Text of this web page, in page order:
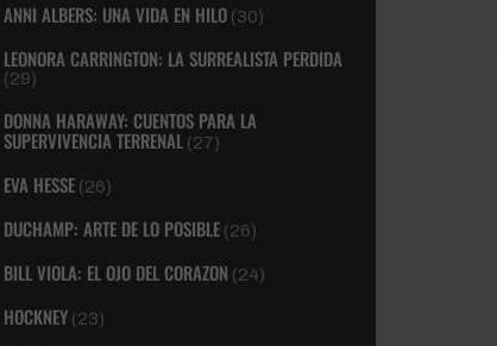
ANNI ALBERS: UNA VIDA EN HILO (30)
LEONORA CARRINGTON: LA SURREALISTA PERDIDA
(29)
DONNA HARAWAY: CUENTOS PARA LA
SUPERVIVENCIA TERRENAL (27)
EVA HESSE (26)
DUCHAMP: ARTE DE LO POSIBLE (26)
BILL VIOLA: EL OJO DEL CORAZON (24)
HOCKNEY (23)